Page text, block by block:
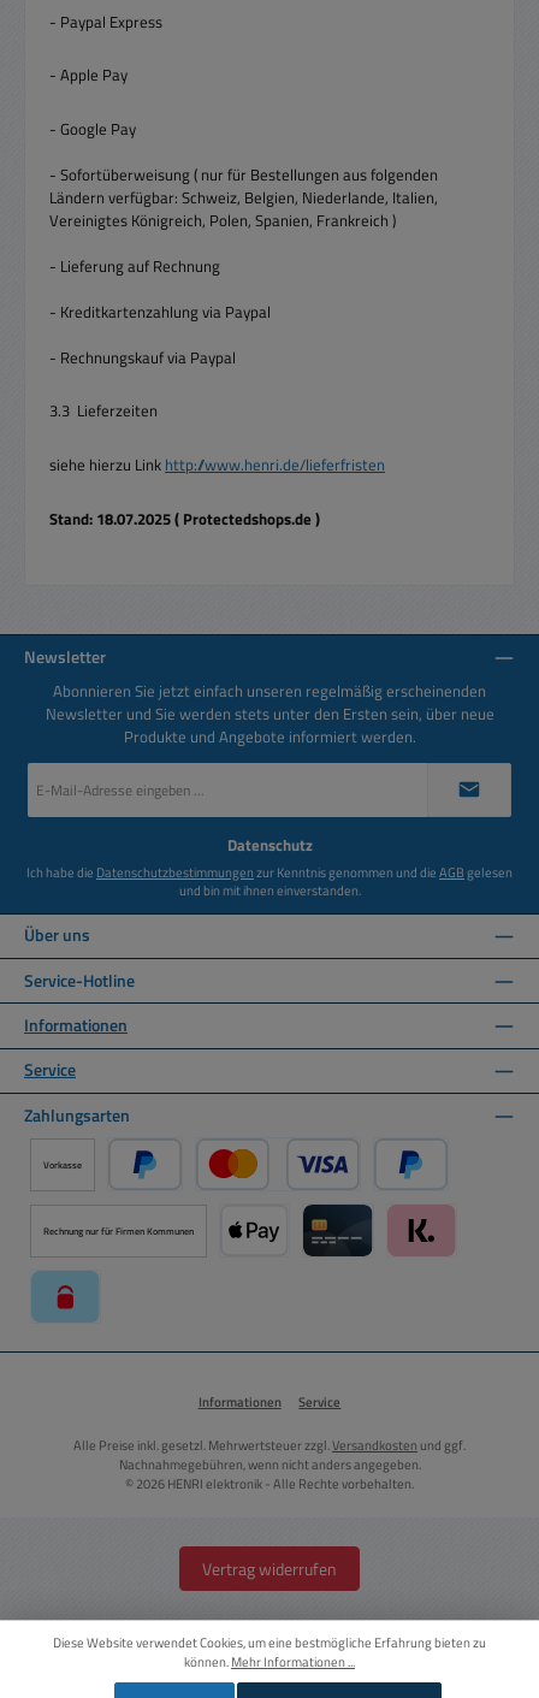
- Paypal Express
- Apple Pay
- Google Pay
- Sofortüberweisung ( nur für Bestellungen aus folgenden
Ländern verfügbar: Schweiz, Belgien, Niederlande, Italien,
Vereinigtes Königreich, Polen, Spanien, Frankreich )
- Lieferung auf Rechnung
- Kreditkartenzahlung via Paypal
- Rechnungskauf via Paypal
3.3 Lieferzeiten
siehe hierzu Link http://www.henri.de/lieferfristen
Stand: 18.07.2025 ( Protectedshops.de )
Newsletter
Abonnieren Sie jetzt einfach unseren regelmäßig erscheinenden
Newsletter und Sie werden stets unter den Ersten sein, über neue
Produkte und Angebote informiert werden.
Mail-
Datenschutz
Ich habe die Datenschutzbestimmungenzur Kenntnis genommen und dieAGBgelesen
und bin mit ihnen einverstanden.
Über uns
Service-Hotline
Informationen
Service
Zahlungsarten
Vorkasse
PayPal Kredit- oder Debitkarte über PayPal
Später Bezahlen
Rechnung nur für Firmen Kommunen
Informationen Service
Alle Preise inkl. gesetzl. Mehrwertsteuer zzgl.Versandkosten und ggf.
Nachnahmegebühren, wenn nicht anders angegeben.
© 2026 HENRI elektronik - Alle Rechte vorbehalten.
Vertrag widerrufen
Diese Website verwendet Cookies, um eine bestmögliche Erfahrung bieten zu
können.Mehr Informationen ...